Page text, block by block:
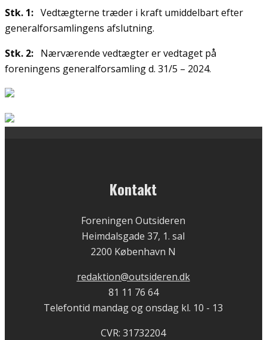
Stk. 1: Vedtægterne træder i kraft umiddelbart efter
generalforsamlingens afslutning.
Stk. 2: Nærværende vedtægter er vedtaget på
foreningens generalforsamling d. 31/5 – 2024.
Kontakt
Foreningen Outsideren
Heimdalsgade 37, 1. sal
2200 København N
redaktion@outsideren.dk
81 11 76 64
Telefontid mandag og onsdag kl. 10 - 13
CVR: 31732204